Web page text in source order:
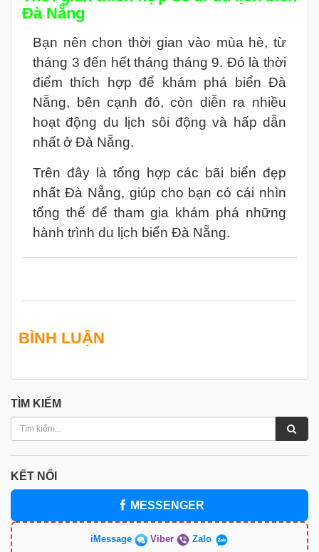
Đà Nẵng
Bạn nên chon thời gian vào mùa hè, từ
tháng 3 đến hết tháng tháng 9. Đó là thời
điểm thích hợp để khám phá biển Đà
Nẵng, bên cạnh đó, còn diễn ra nhiều
hoạt động du lịch sôi động và hấp dẫn
nhất ở Đà Nẵng.
Trên đây là tổng hợp các bãi biển đẹp
nhất Đà Nẵng, giúp cho bạn có cái nhìn
tổng thể để tham gia khám phá những
hành trình du lịch biển Đà Nẵng.
BÌNH LUẬN
TÌM KIẾM
KẾT NỐI
MESSENGER
iMessage Viber Zalo